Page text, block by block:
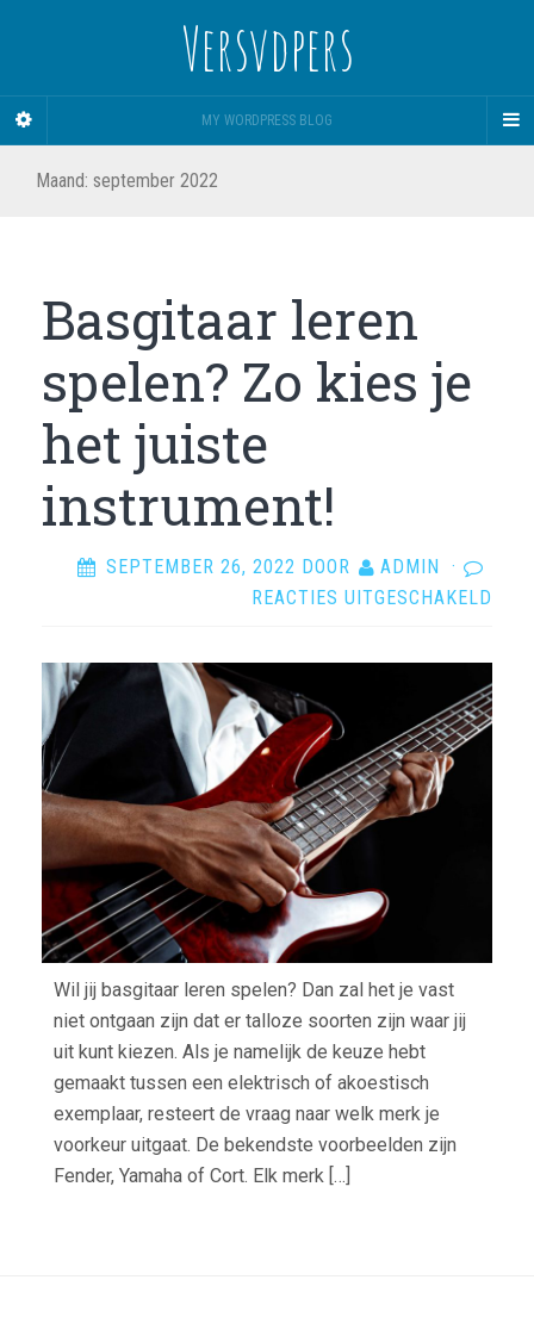
Versvdpers
MY WORDPRESS BLOG
Maand: september 2022
Basgitaar leren
spelen? Zo kies je
het juiste
instrument!
SEPTEMBER 26, 2022 DOOR ADMIN
·
REACTIES UITGESCHAKELD
ZO
Wil jij basgitaar leren spelen? Dan zal het je vast
niet ontgaan zijn dat er talloze soorten zijn waar jij
uit kunt kiezen. Als je namelijk de keuze hebt
gemaakt tussen een elektrisch of akoestisch
exemplaar, resteert de vraag naar welk merk je
voorkeur uitgaat. De bekendste voorbeelden zijn
Fender, Yamaha of Cort. Elk merk […]